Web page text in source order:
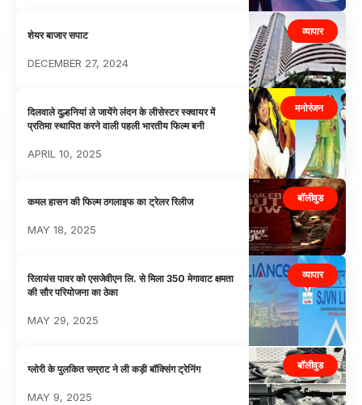
व्यापार
शेयर बाजार सपाट
DECEMBER 27, 2024
मनोरंजन
दिलवाले दुल्हनियां ले जायेंगे लंदन के लीसेस्टर स्क्वायर में
प्रतिमा स्थापित करने वाली पहली भारतीय फिल्म बनी
APRIL 10, 2025
बॉलीवुड
कमल हासन की फिल्म ठगलाइफ का ट्रेलर रिलीज
MAY 18, 2025
व्यापार
रिलायंस पावर को एसजेवीएन लि. से मिला 350 मेगावाट क्षमता
की सौर परियोजना का ठेका
MAY 29, 2025
बॉलीवुड
ग्लोरी के पुलकित सम्राट ने ली कड़ी बॉक्सिंग ट्रेनिंग
MAY 9, 2025